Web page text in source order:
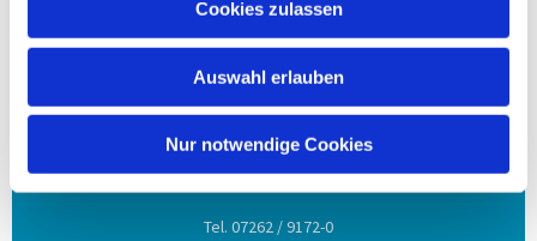
Cookies zulassen
Auswahl erlauben
Nur notwendige Cookies
Anschrift
Evang. Kirchengemeinde Eppingen
Ludwig-Zorn-Str. 12
75031 Eppingen
Kontakt aufnehmen
Tel. 07262 / 9172-0